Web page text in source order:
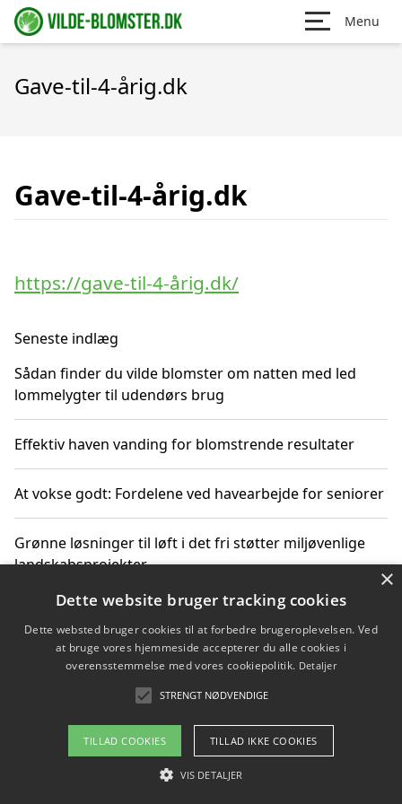
Menu
Gave-til-4-årig.dk
Gave-til-4-årig.dk
https://gave-til-4-årig.dk/
Seneste indlæg
Sådan finder du vilde blomster om natten med led
lommelygter til udendørs brug
Effektiv haven vanding for blomstrende resultater
At vokse godt: Fordelene ved havearbejde for seniorer
Grønne løsninger til løft i det fri støtter miljøvenlige
landskabsprojekter
Gør haven til et frirum for familien og naturen
Copyright 2026 - Pilanto Aps
Om / kontakt
Blog Betingelser
×
Dette website bruger tracking cookies
Dette websted bruger cookies til at forbedre brugeroplevelsen. Ved
at bruge vores hjemmeside accepterer du alle cookies i
overensstemmelse med vores cookiepolitik. Detaljer
STRENGT NØDVENDIGE
TILLAD COOKIES TILLAD IKKE COOKIES
VIS DETALJER